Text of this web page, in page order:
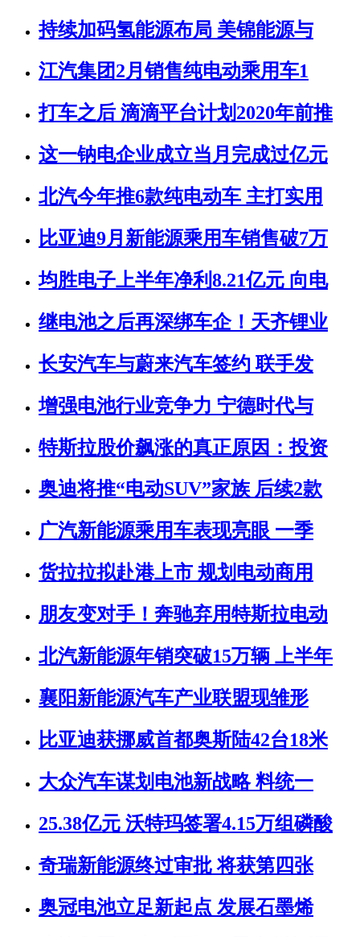
持续加码氢能源布局 美锦能源与
江汽集团2月销售纯电动乘用车1
打车之后 滴滴平台计划2020年前推
这一钠电企业成立当月完成过亿元
北汽今年推6款纯电动车 主打实用
比亚迪9月新能源乘用车销售破7万
均胜电子上半年净利8.21亿元 向电
继电池之后再深绑车企！天齐锂业
长安汽车与蔚来汽车签约 联手发
增强电池行业竞争力 宁德时代与
特斯拉股价飙涨的真正原因：投资
奥迪将推“电动SUV”家族 后续2款
广汽新能源乘用车表现亮眼 一季
货拉拉拟赴港上市 规划电动商用
朋友变对手！奔驰弃用特斯拉电动
北汽新能源年销突破15万辆 上半年
襄阳新能源汽车产业联盟现雏形
比亚迪获挪威首都奥斯陆42台18米
大众汽车谋划电池新战略 料统一
25.38亿元 沃特玛签署4.15万组磷酸
奇瑞新能源终过审批 将获第四张
奥冠电池立足新起点 发展石墨烯